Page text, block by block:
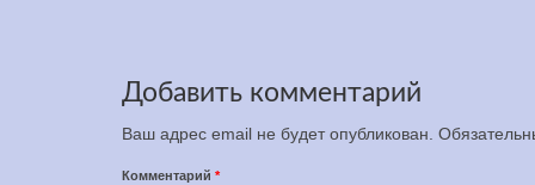
Добавить комментарий
Ваш адрес email не будет опубликован.
Комментарий *